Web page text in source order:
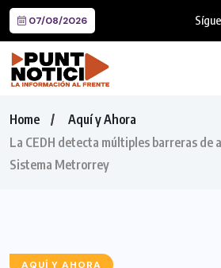
07/08/2026
Home
Aquí y Ahora
La CEDH detecta múltiples barreras de
Sistema Metrorrey
AQUÍ Y AHORA